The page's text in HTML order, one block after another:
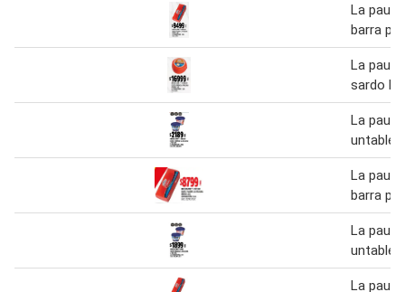
La
barra
La
sardo
La
untable
La
barra
La
untable
La